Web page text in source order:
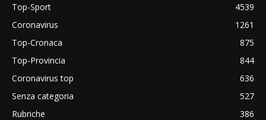
Top-Sport
4539
Coronavirus
1261
Top-Cronaca
875
Top-Provincia
844
Coronavirus top
636
Senza categoria
527
Rubriche
386